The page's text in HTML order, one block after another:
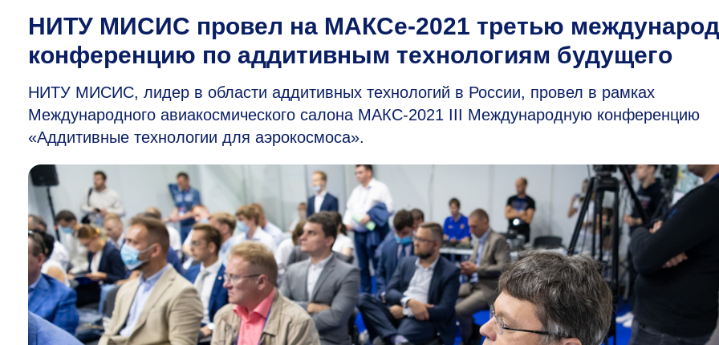
НИТУ МИСИС провел на МАКСе-2021 третью
конференцию по аддитивным технологиям будущего
НИТУ МИСИС, лидер в области аддитивных технологий в России, провел в рамках
Международного авиакосмического салона МАКС-2021 III Международную конференцию
«Аддитивные технологии для аэрокосмоса».